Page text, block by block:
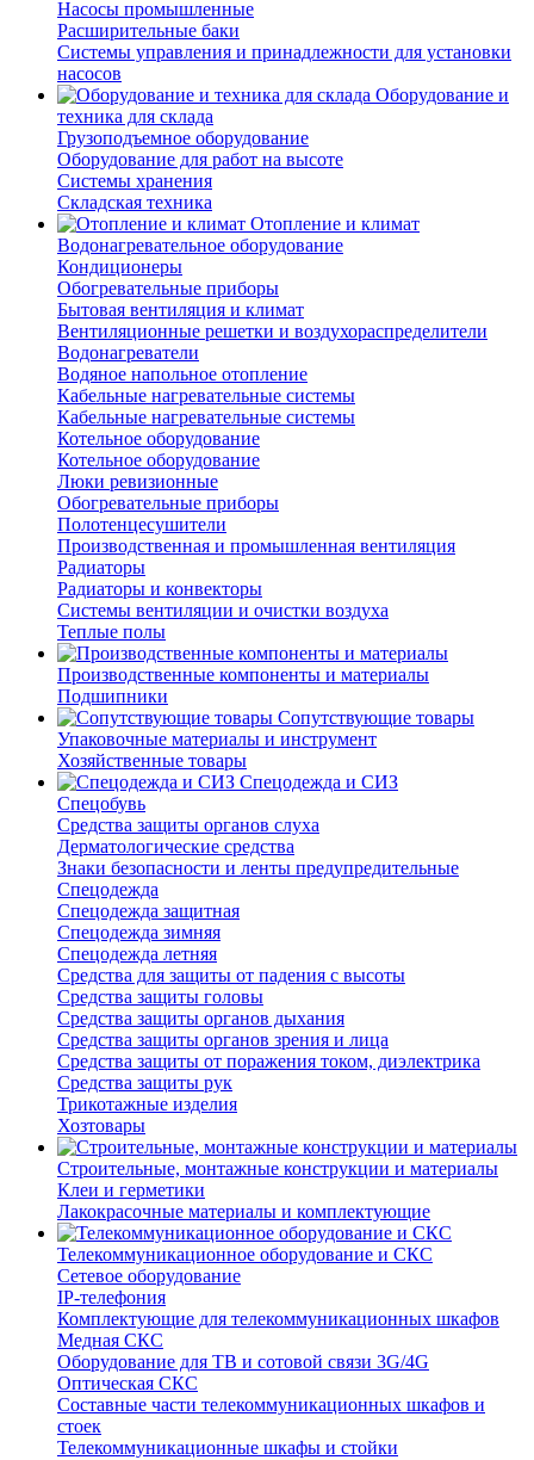
Насосы промышленные
Расширительные баки
Системы управления и принадлежности для установки
насосов
Оборудование и
техника для склада
Грузоподъемное оборудование
Оборудование для работ на высоте
Системы хранения
Складская техника
Отопление и климат
Водонагревательное оборудование
Кондиционеры
Обогревательные приборы
Бытовая вентиляция и климат
Вентиляционные решетки и воздухораспределители
Водонагреватели
Водяное напольное отопление
Кабельные нагревательные системы
Кабельные нагревательные системы
Котельное оборудование
Котельное оборудование
Люки ревизионные
Обогревательные приборы
Полотенцесушители
Производственная и промышленная вентиляция
Радиаторы
Радиаторы и конвекторы
Системы вентиляции и очистки воздуха
Теплые полы
Производственные компоненты и материалы
Подшипники
Сопутствующие товары
Упаковочные материалы и инструмент
Хозяйственные товары
Спецодежда и СИЗ
Спецобувь
Средства защиты органов слуха
Дерматологические средства
Знаки безопасности и ленты предупредительные
Спецодежда
Спецодежда защитная
Спецодежда зимняя
Спецодежда летняя
Средства для защиты от падения с высоты
Средства защиты головы
Средства защиты органов дыхания
Средства защиты органов зрения и лица
Средства защиты от поражения током, диэлектрика
Средства защиты рук
Трикотажные изделия
Хозтовары
Строительные, монтажные конструкции и материалы
Клеи и герметики
Лакокрасочные материалы и комплектующие
Телекоммуникационное оборудование и СКС
Сетевое оборудование
IP-телефония
Комплектующие для телекоммуникационных шкафов
Медная СКС
Оборудование для ТВ и сотовой связи 3G/4G
Оптическая СКС
Составные части телекоммуникационных шкафов и
стоек
Телекоммуникационные шкафы и стойки